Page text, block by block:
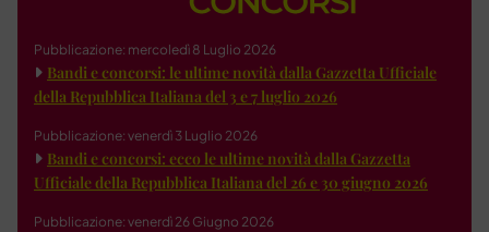
Pubblicazione: mercoledì 8 Luglio 2026
Bandi e concorsi: le ultime novità dalla Gazzetta Ufficiale
della Repubblica Italiana del 3 e 7 luglio 2026
Pubblicazione: venerdì 3 Luglio 2026
Bandi e concorsi: ecco le ultime novità dalla Gazzetta
Ufficiale della Repubblica Italiana del 26 e 30 giugno 2026
Pubblicazione: venerdì 26 Giugno 2026